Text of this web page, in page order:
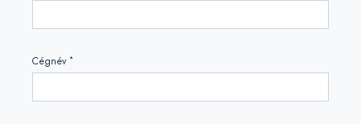
Cégnév *